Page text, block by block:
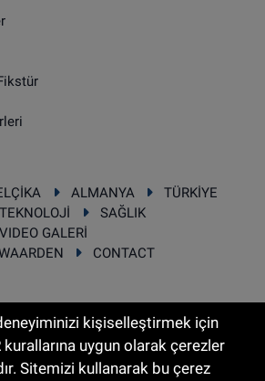
ALMANYA
TÜRKİYE
SAĞLIK
VIDEO GALERİ
CONTACT
© 2025 Sonhaber.eu Her hakkı saklıdır.
kişiselleştirmek için
kurallarına uygun olarak çerezler
Sitemizi kullanarak bu çerez